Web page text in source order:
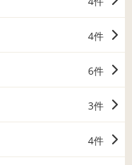
4件
6件
3件
4件